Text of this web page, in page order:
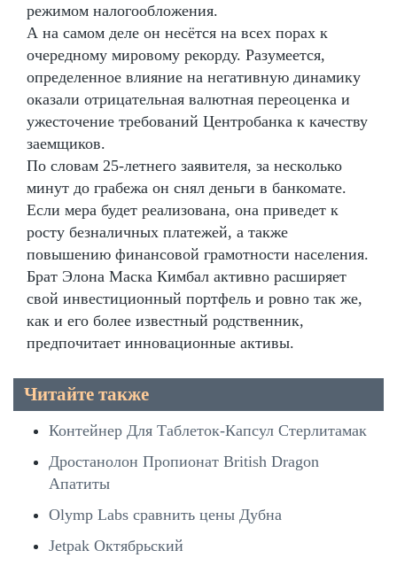
режимом налогообложения.
А на самом деле он несётся на всех порах к
очередному мировому рекорду. Разумеется,
определенное влияние на негативную динамику
оказали отрицательная валютная переоценка и
ужесточение требований Центробанка к качеству
заемщиков.
По словам 25-летнего заявителя, за несколько
минут до грабежа он снял деньги в банкомате.
Если мера будет реализована, она приведет к
росту безналичных платежей, а также
повышению финансовой грамотности населения.
Брат Элона Маска Кимбал активно расширяет
свой инвестиционный портфель и ровно так же,
как и его более известный родственник,
предпочитает инновационные активы.
Читайте также
Контейнер Для Таблеток-Капсул Стерлитамак
Дростанолон Пропионат British Dragon
Апатиты
Olymp Labs сравнить цены Дубна
Jetpak Октябрьский